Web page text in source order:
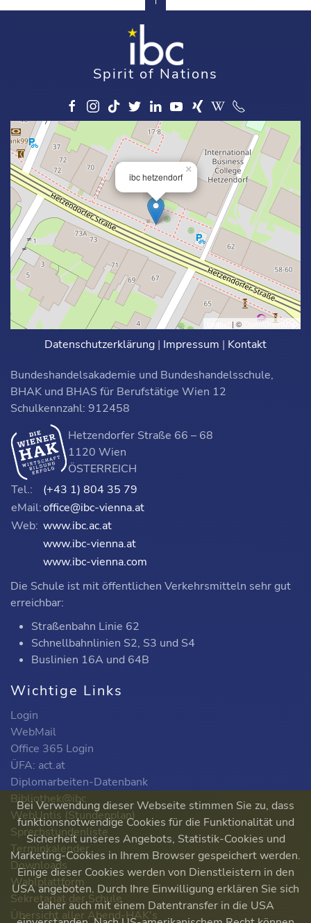
Spirit of Nations
ibc hetzendorf
×
Leaflet | © OpenStreetMap
Datenschutzerklärung | Impressum | Kontakt
Bundeshandelsakademie und Bundeshandelsschule,
BHAK und BHAS für Berufstätige Wien 12
Schulkennzahl: 912458
Hetzendorfer Straße 66 – 68
1120 Wien
ÖSTERREICH
Tel.:
(+43 1) 804 35 79
eMail:office@ibc-vienna.at
Web: www.ibc.ac.at
www.ibc-vienna.at
www.ibc-vienna.com
Die Schule ist mit öffentlichen Verkehrsmitteln sehr gut
erreichbar:
Straßenbahn Linie 62
Schnellbahnlinien S2, S3 und S4
Buslinien 16A und 64B
Wichtige Links
Login
WebMail
Office 365 Login
ÜFA: act.at
Diplomarbeiten-Datenbank
Bibliothek@ibc
WebUntis (Stundenplan)
Sprechstundenliste
Terminkalender
Downloads
Wahlplattform
Sekretariat der Schule
Übersicht aller Abend-HAK's
Bei Verwendung dieser Webseite stimmen Sie zu, dass
funktionsnotwendige Cookies für die Funktionalität und
Sicherheit unseres Angebots, Statistik-Cookies und
Marketing-Cookies in Ihrem Browser gespeichert werden.
Einige dieser Cookies werden von Dienstleistern in den
USA angeboten. Durch Ihre Einwilligung erklären Sie sich
daher auch mit einem Datentransfer in die USA